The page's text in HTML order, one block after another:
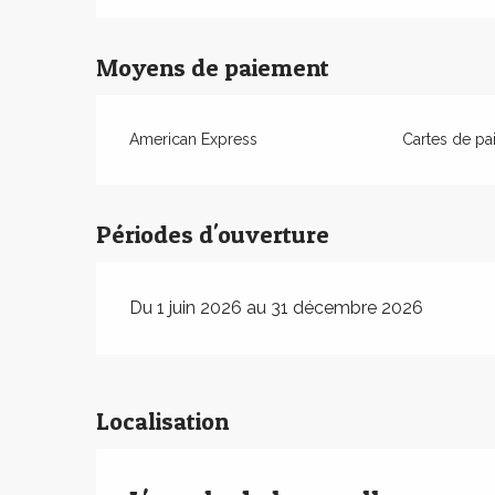
Moyens de paiement
American Express Cartes de
Périodes d'ouverture
Du 1 juin 2026 au 31 décembre 2026
Localisation